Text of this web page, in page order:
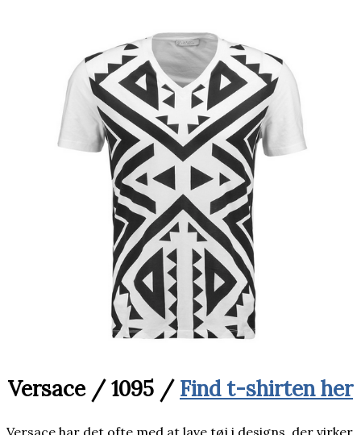
Versace / 1095 / Find t-shirten her
Versace har det ofte med at lave tøj i designs, der virker